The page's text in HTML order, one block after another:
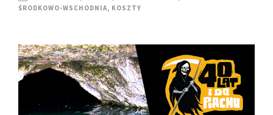
ŚRODKOWO-WSCHODNIA, KOSZTY